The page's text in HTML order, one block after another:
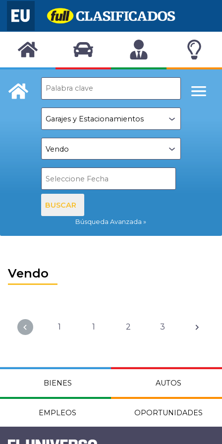
BUSCAR
Búsqueda Avanzada
Vendo
1 1 2 3
BIENES AUTOS
EMPLEOS OPORTUNIDADES